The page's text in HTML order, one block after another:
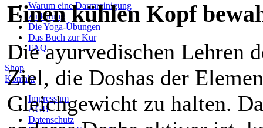
Warum eine Darmreinigung
Anleitung
Die Yoga-Übungen
Das Buch zur Kur
FAQ
Shop
Kontakt
Impressum
AGB
Datenschutz
Einen kühlen Kopf
Die ayurvedischen Lehren
Ziel, die Doshas der
Gleichgewicht zu halten.